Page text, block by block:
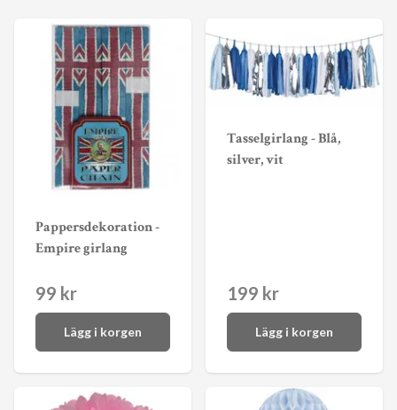
Pappersdekoration -
Empire girlang
99 kr
Lägg i korgen
Tasselgirlang - Blå,
silver, vit
199 kr
Lägg i korgen